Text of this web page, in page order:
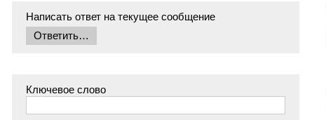
Написать ответ на текущее сообщение
Ключевое слово